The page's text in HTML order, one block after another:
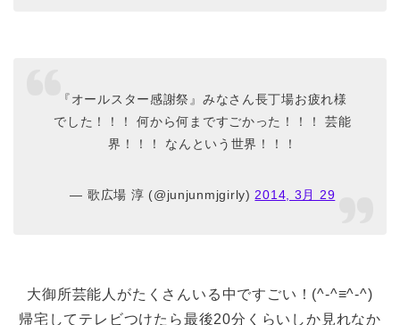
『オールスター感謝祭』みなさん長丁場お疲れ様
でした！！！ 何から何まですごかった！！！ 芸能
界！！！ なんという世界！！！
— 歌広場 淳 (@junjunmjgirly)2014, 3月 29
大御所芸能人がたくさんいる中ですごい！(^-^≡^-^)
帰宅してテレビつけたら最後20分くらいしか見れなか